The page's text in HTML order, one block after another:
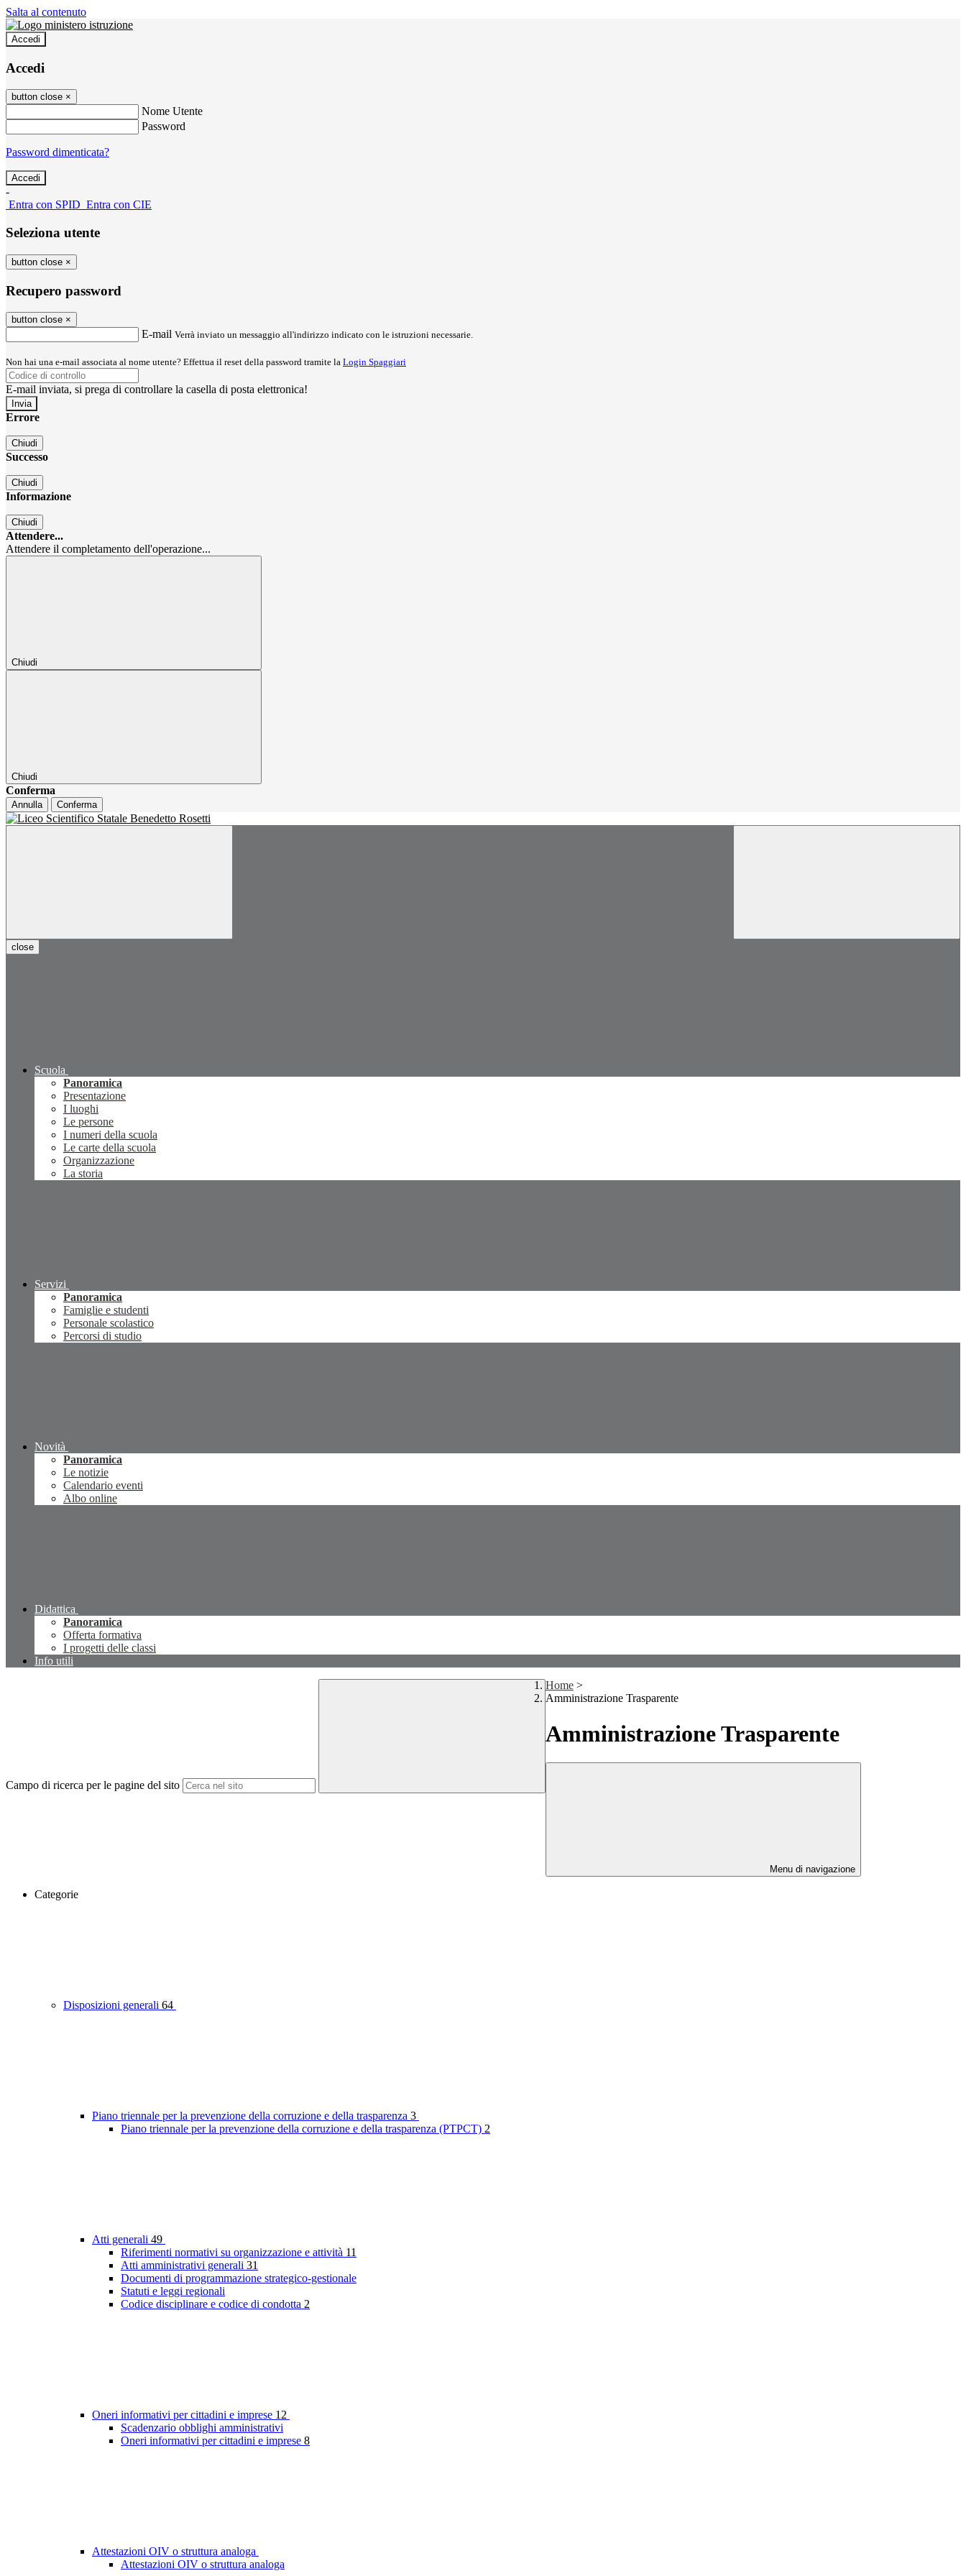
Salta al contenuto
Accedi
Accedi
button close ×
Nome Utente
Password
Password dimenticata?
-
Entra con SPID Entra con CIE
Seleziona utente
button close ×
Recupero password
button close ×
E-mail Verrà inviato un messaggio all'indirizzo indicato con le istruzioni necessarie.
Non hai una e-mail associata al nome utente? Effettua il reset della password tramite la Login Spaggiari
E-mail inviata, si prega di controllare la casella di posta elettronica!
Errore
Chiudi
Successo
Chiudi
Informazione
Chiudi
Attendere...
Attendere il completamento dell'operazione...
Chiudi
Chiudi
Conferma
Annulla Conferma
close
Scuola
Panoramica
Presentazione
I luoghi
Le persone
I numeri della scuola
Le carte della scuola
Organizzazione
La storia
Servizi
Panoramica
Famiglie e studenti
Personale scolastico
Percorsi di studio
Novità
Panoramica
Le notizie
Calendario eventi
Albo online
Didattica
Panoramica
Offerta formativa
I progetti delle classi
Info utili
Campo di ricerca per le pagine del sito
Home >
Amministrazione Trasparente
Amministrazione Trasparente
Menu di navigazione
Categorie
Disposizioni generali 64
Piano triennale per la prevenzione della corruzione e della trasparenza 3
Piano triennale per la prevenzione della corruzione e della trasparenza (PTPCT) 2
Atti generali 49
Riferimenti normativi su organizzazione e attività 11
Atti amministrativi generali 31
Documenti di programmazione strategico-gestionale
Statuti e leggi regionali
Codice disciplinare e codice di condotta 2
Oneri informativi per cittadini e imprese 12
Scadenzario obblighi amministrativi
Oneri informativi per cittadini e imprese 8
Attestazioni OIV o struttura analoga
Attestazioni OIV o struttura analoga